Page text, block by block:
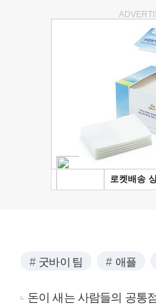
굿바이 팀 애플
돈이 새는 사람들의 공통